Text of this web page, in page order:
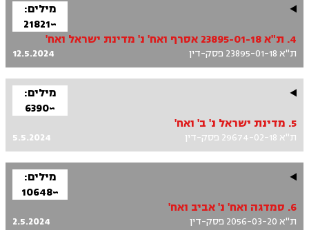
מילים:
~21821
4. ת"א 23895-01-18 אסרף ואח' נ' מדינת ישראל ואח'
ת"א 23895-01-18 פסק-דין 12.5.2024
מילים:
~6390
5. מדינת ישראל נ' ב' ואח'
ת"א 29674-02-18 פסק-דין 5.5.2024
מילים:
~10648
6. סמדגה ואח' נ' אביב ואח'
ת"א 2056-03-20 פסק-דין 2.5.2024